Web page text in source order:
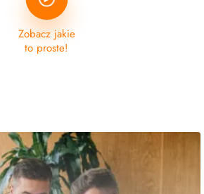
Zobacz jakie
to proste!